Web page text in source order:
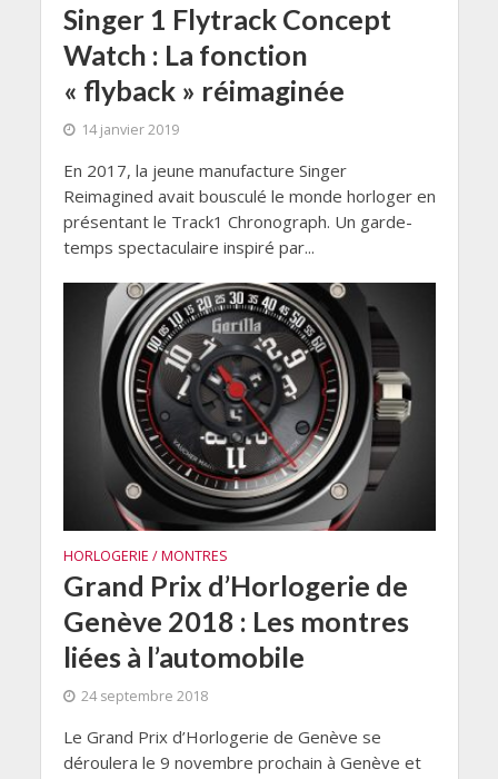
Singer 1 Flytrack Concept
Watch : La fonction
« flyback » réimaginée
14 janvier 2019
En 2017, la jeune manufacture Singer
Reimagined avait bousculé le monde horloger en
présentant le Track1 Chronograph. Un garde-
temps spectaculaire inspiré par...
HORLOGERIE / MONTRES
Grand Prix d’Horlogerie de
Genève 2018 : Les montres
liées à l’automobile
24 septembre 2018
Le Grand Prix d’Horlogerie de Genève se
déroulera le 9 novembre prochain à Genève et